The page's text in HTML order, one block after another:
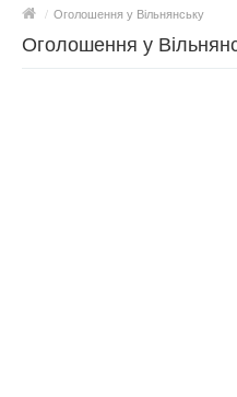
/ Оголошення у Вільнянську
Оголошення у